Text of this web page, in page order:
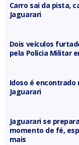
Carro sai da pista,
Jaguarari
Dois veículos
pela Polícia Militar
Idoso é encontrado
Jaguarari
Jaguarari se
momento de fé,
mais